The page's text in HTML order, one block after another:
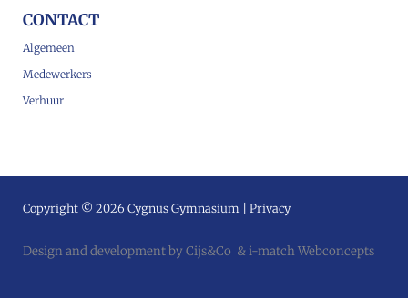
CONTACT
Algemeen
Medewerkers
Verhuur
Copyright © 2026 Cygnus Gymnasium | Privacy
Design and development by Cijs&Co &i-match Webconcepts